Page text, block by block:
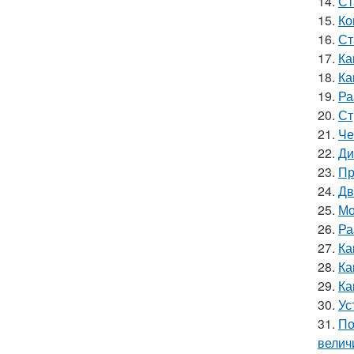
15.
16.
17.
18.
19.
20.
21.
22.
23.
24.
25.
26.
27.
28.
29.
30.
31.